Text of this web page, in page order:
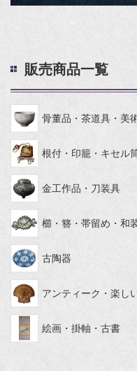
販売商品一覧
骨董品・茶道具・美
根付・印籠・キセル
金工作品・刀装具
櫛・簪・帯留め・和
古陶器
アンティーク・楽し
絵画・掛軸・古書